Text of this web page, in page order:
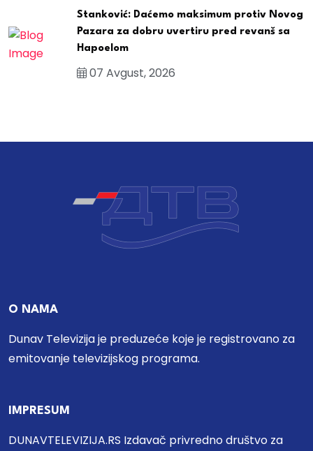
Stanković: Daćemo maksimum protiv Novog
Pazara za dobru uvertiru pred revanš sa
Hapoelom
07 Avgust, 2026
O NAMA
Dunav Televizija je preduzeće koje je registrovano za
emitovanje televizijskog programa.
IMPRESUM
DUNAVTELEVIZIJA.RS Izdavač privredno društvo za